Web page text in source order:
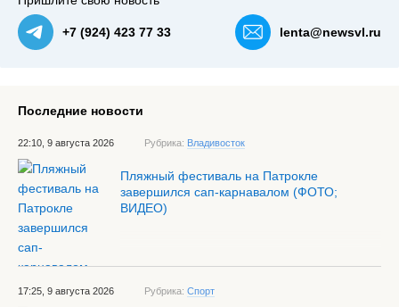
+7 (924) 423 77 33 lenta@newsvl.ru
Последние новости
22:10, 9 августа 2026 Рубрика: Владивосток
Пляжный фестиваль на Патрокле
завершился сап-карнавалом (ФОТО;
ВИДЕО)
17:25, 9 августа 2026 Рубрика: Спорт